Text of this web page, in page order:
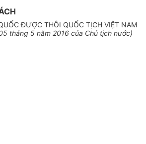
ĐƯỢC THÔI QUỐC TỊCH VIỆT NAM
tháng 5 năm 2016 của Chủ tịch nước)